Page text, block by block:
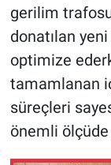
gerilim
donatılan
optimize
tamamlanan
süreçleri
önemli ölçüde